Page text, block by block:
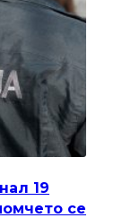
19
се